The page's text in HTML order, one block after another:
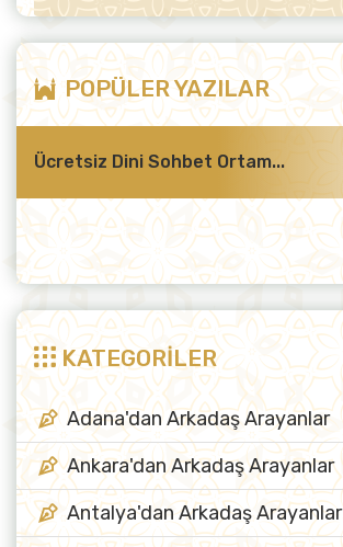
POPÜLER YAZILAR
Ücretsiz Dini Sohbet Ortam...
KATEGORİLER
Adana'dan Arkadaş Arayanlar
Ankara'dan Arkadaş Arayanlar
Antalya'dan Arkadaş Arayanlar